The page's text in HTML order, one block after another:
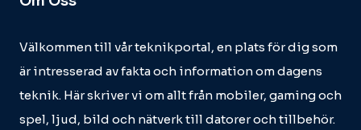
Välkommen till vår teknikportal, en plats för dig som
är intresserad av fakta och information om dagens
teknik. Här skriver vi om allt från mobiler, gaming och
spel, ljud, bild och nätverk till datorer och tillbehör.